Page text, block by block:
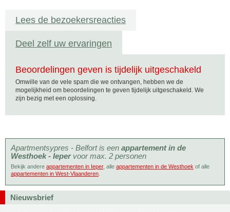
Lees de bezoekersreacties
Deel zelf uw ervaringen
Beoordelingen geven is tijdelijk uitgeschakeld
Omwille van de vele spam die we ontvangen, hebben we de
mogelijkheid om beoordelingen te geven tijdelijk uitgeschakeld. We
zijn bezig met een oplossing.
Apartmentsypres - Belfort is een appartement in de
Westhoek - Iepervoor max. 2 personen
Bekijk andere appartementen in Ieper, alle appartementen in de Westhoek of alle
appartementen in West-Vlaanderen
Nieuwsbrief